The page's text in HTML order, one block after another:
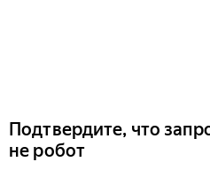
Подтвердите, что
не робот